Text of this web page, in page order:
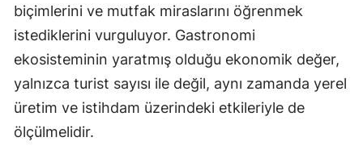
biçimlerini ve mutfak miraslarını öğrenmek
istediklerini vurguluyor. Gastronomi
ekosisteminin yaratmış olduğu ekonomik değer,
yalnızca turist sayısı ile değil, aynı zamanda yerel
üretim ve istihdam üzerindeki etkileriyle de
ölçülmelidir.